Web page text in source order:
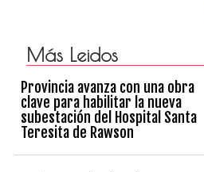
Más Leidos
Provincia avanza con una obra
clave para habilitar la nueva
subestación del Hospital Santa
Teresita de Rawson